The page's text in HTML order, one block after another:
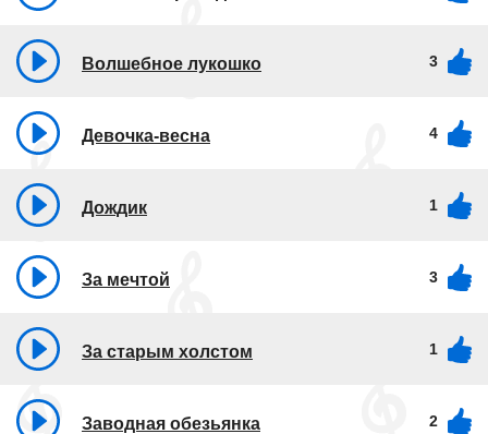
Волшебное лукошко 3
Девочка-весна 4
Дождик 1
За мечтой 3
За старым холстом 1
Заводная обезьянка 2